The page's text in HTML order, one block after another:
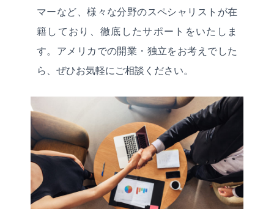
マーなど、様々な分野のスペシャリストが在
籍しており、徹底したサポートをいたしま
す。アメリカでの開業・独立をお考えでした
ら、ぜひお気軽にご相談ください。